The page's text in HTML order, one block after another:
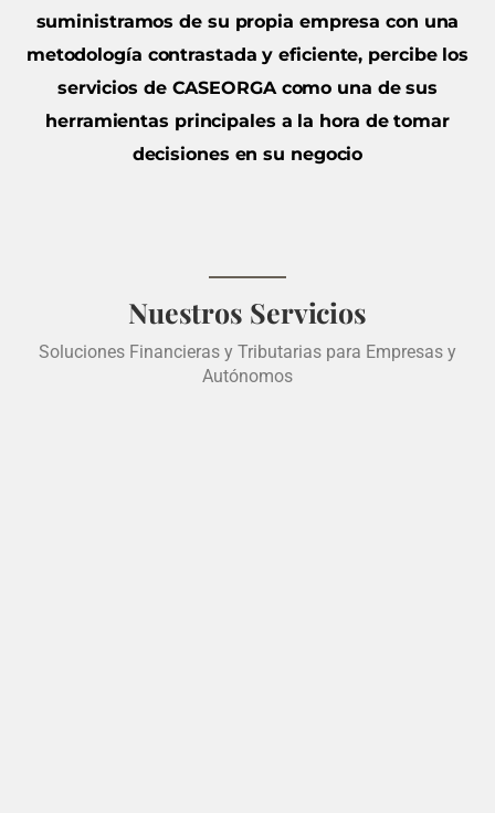
suministramos de su propia empresa con una
metodología contrastada y eficiente, percibe los
servicios de CASEORGA como una de sus
herramientas principales a la hora de tomar
decisiones en su negocio
Nuestros Servicios
Soluciones Financieras y Tributarias para Empresas y
Autónomos